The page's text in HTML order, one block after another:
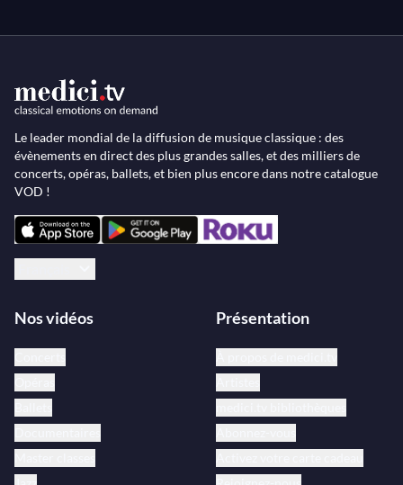
Le leader mondial de la diffusion de musique classique : des
évènements en direct des plus grandes salles, et des milliers de
concerts, opéras, ballets, et bien plus encore dans notre catalogue
VOD !
Nos vidéos Présentation